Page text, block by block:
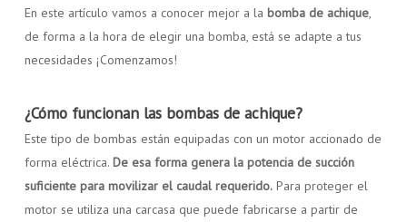
En este artículo vamos a conocer mejor a la bomba de achique,
de forma a la hora de elegir una bomba, está se adapte a tus
necesidades ¡Comenzamos!
¿Cómo funcionan las bombas de achique?
Este tipo de bombas están equipadas con un motor accionado de
forma eléctrica. De esa forma genera la potencia de succión
suficiente para movilizar el caudal requerido.Para proteger el
motor se utiliza una carcasa que puede fabricarse a partir de